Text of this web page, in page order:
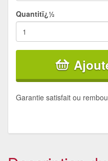
Quantitï¿½
Garantie satisfait ou